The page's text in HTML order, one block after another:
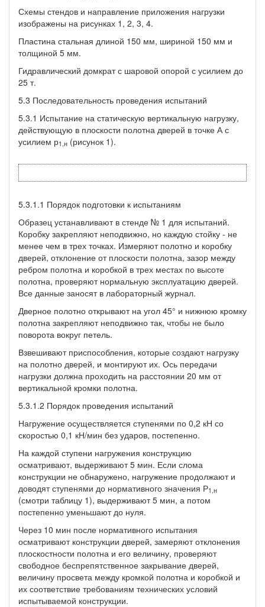
Схемы стендов и направление приложения нагрузки
изображены на рисунках 1, 2, 3, 4.
Пластина стальная длиной 150 мм, шириной 150 мм и
толщиной 5 мм.
Гидравлический домкрат с шаровой опорой с усилием до
25 т.
5.3 Последовательность проведения испытаний
5.3.1 Испытание на статическую вертикальную нагрузку,
действующую в плоскости полотна дверей в точке А с
усилием р1,н (рисунок 1).
5.3.1.1 Порядок подготовки к испытаниям
Образец устанавливают в стенде № 1 для испытаний.
Коробку закрепляют неподвижно, но каждую стойку - не
менее чем в трех точках. Измеряют полотно и коробку
дверей, отклонение от плоскости полотна, зазор между
ребром полотна и коробкой в трех местах по высоте
полотна, проверяют нормальную эксплуатацию дверей.
Все данные заносят в лабораторный журнал.
Дверное полотно открывают на угол 45° и нижнюю кромку
полотна закрепляют неподвижно так, чтобы не было
поворота вокруг петель.
Взвешивают приспособления, которые создают нагрузку
на полотно дверей, и монтируют их. Ось передачи
нагрузки должна проходить на расстоянии 20 мм от
вертикальной кромки полотна.
5.3.1.2 Порядок проведения испытаний
Нагружение осуществляется ступенями по 0,2 кН со
скоростью 0,1 кН/мин без ударов, постепенно.
На каждой ступени нагружения конструкцию
осматривают, выдерживают 5 мин. Если слома
конструкции не обнаружено, нагружение продолжают и
доводят ступенями до нормативного значения Р1,н
(смотри таблицу 1), выдерживают 5 мин, а потом
постепенно уменьшают до нуля.
Через 10 мин после нормативного испытания
осматривают конструкции дверей, замеряют отклонения
плоскостности полотна и его величину, проверяют
свободное беспрепятственное закрывание дверей,
величину просвета между кромкой полотна и коробкой и
их соответствие требованиям технических условий
испытываемой конструкции.